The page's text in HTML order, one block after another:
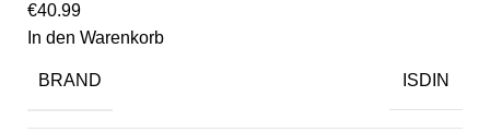
€40.99
In den Warenkorb
BRAND ISDIN